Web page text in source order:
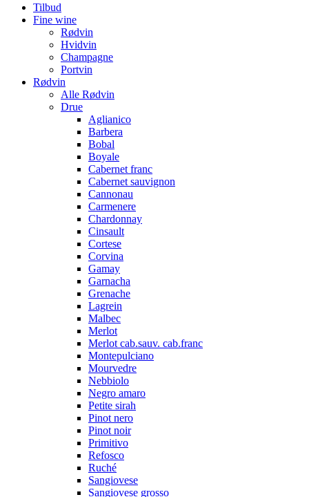
Tilbud
Fine wine
Rødvin
Hvidvin
Champagne
Portvin
Rødvin
Alle Rødvin
Drue
Aglianico
Barbera
Bobal
Boyale
Cabernet franc
Cabernet sauvignon
Cannonau
Carmenere
Chardonnay
Cinsault
Cortese
Corvina
Gamay
Garnacha
Grenache
Lagrein
Malbec
Merlot
Merlot cab.sauv. cab.franc
Montepulciano
Mourvedre
Nebbiolo
Negro amaro
Petite sirah
Pinot nero
Pinot noir
Primitivo
Refosco
Ruché
Sangiovese
Sangiovese grosso